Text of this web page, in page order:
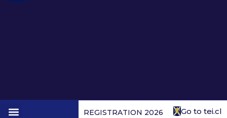
Go to tei.cl
REGISTRATION 2026